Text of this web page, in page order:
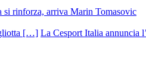
si rinforza, arriva Marin Tomasovic
La Cesport Italia annuncia